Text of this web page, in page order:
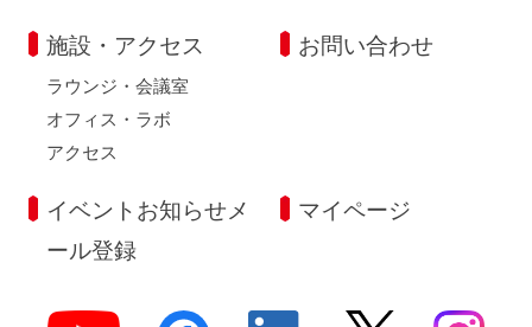
施設・アクセス
ラウンジ・会議室
オフィス・ラボ
アクセス
お問い合わせ
イベントお知らせメ
ール登録
マイページ